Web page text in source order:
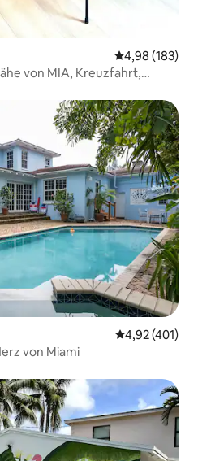
4,98 (183)
von MIA, Kreuzfahrt,
4,92 (401)
von Miami